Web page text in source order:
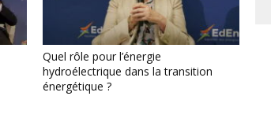
Quel rôle pour l’énergie
hydroélectrique dans la transition
énergétique ?